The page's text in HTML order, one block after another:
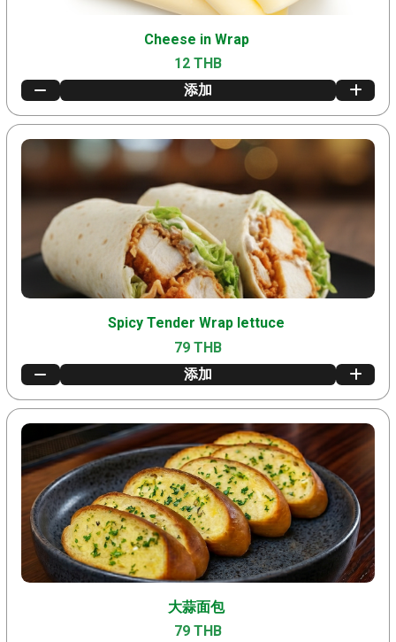
Cheese in Wrap
12 THB
添加
Spicy Tender Wrap lettuce
79 THB
添加
大蒜面包
79 THB